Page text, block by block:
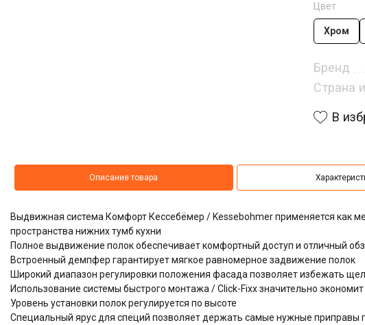
Цвет
Хром
Бренд
Страна
В
Описание товара
Выдвижная система Комфорт Кессебёмер / Kessebohmer применяется как
пространства нижних тумб кухни
Полное выдвижение полок обеспечивает комфортный доступ и отличный
Встроенный демпфер гарантирует мягкое равномерное задвижение полок
Широкий диапазон регулировки положения фасада позволяет избежать
Использование системы быстрого монтажа / Click-Fixx значительно
Уровень установки полок регулируется по высоте
Специальный ярус для специй позволяет держать самые нужные приправы